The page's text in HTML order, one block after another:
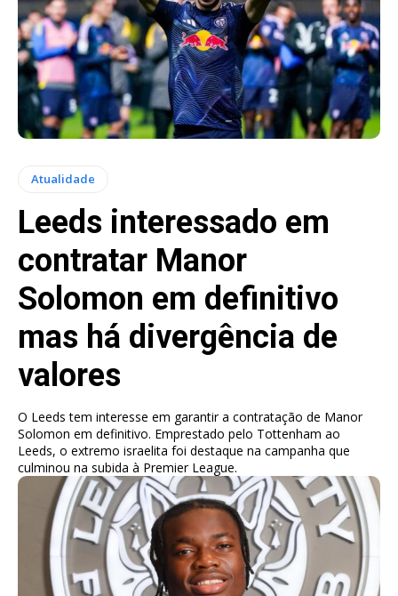
Atualidade
Leeds interessado em
contratar Manor
Solomon em definitivo
mas há divergência de
valores
O Leeds tem interesse em garantir a contratação de Manor
Solomon em definitivo. Emprestado pelo Tottenham ao
Leeds, o extremo israelita foi destaque na campanha que
culminou na subida à Premier League.